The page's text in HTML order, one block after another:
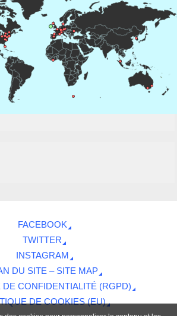
FACEBOOK
TWITTER
INSTAGRAM
DU SITE – SITE MAP
DE CONFIDENTIALITÉ (RGPD)
DE COOKIES (EU)